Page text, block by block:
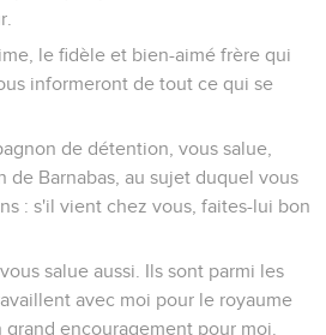
le fidèle et bien-aimé frère qui
informeront de tout ce qui se
de détention, vous salue,
de Barnabas, au sujet duquel vous
: s'il vient chez vous, faites-lui bon
salue aussi. Ils sont parmi les
avec moi pour le royaume
encouragement pour moi.